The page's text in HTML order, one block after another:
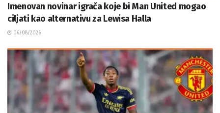
Imenovan novinar igrača koje bi Man United mogao
ciljati kao alternativu za Lewisa Halla
06/08/2026